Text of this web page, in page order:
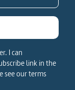
I can
link in the
see our terms